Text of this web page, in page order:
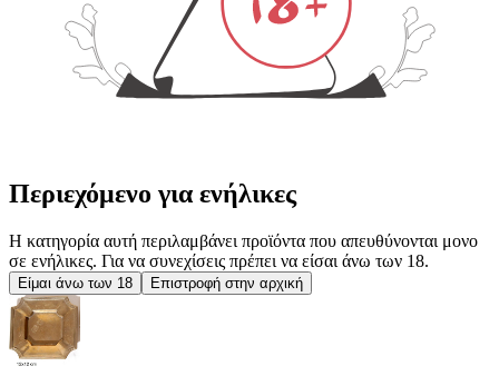
Περιεχόμενο για ενήλικες
Η κατηγορία αυτή περιλαμβάνει προϊόντα που απευθύνονται μονο
σε ενήλικες. Για να συνεχίσεις πρέπει να είσαι άνω των 18.
Είμαι άνω των 18 Επιστροφή στην αρχική